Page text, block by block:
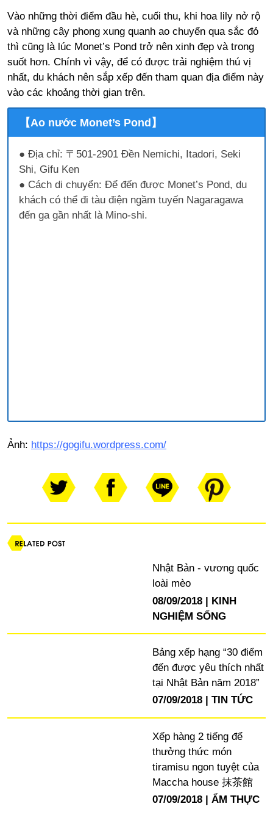
Vào những thời điểm đầu hè, cuối thu, khi hoa lily nở rộ
và những cây phong xung quanh ao chuyển qua sắc đỏ
thì cũng là lúc Monet’s Pond trở nên xinh đẹp và trong
suốt hơn. Chính vì vậy, để có được trải nghiệm thú vị
nhất, du khách nên sắp xếp đến tham quan địa điểm này
vào các khoảng thời gian trên.
【Ao nước Monet’s Pond】
● Địa chỉ: 〒501-2901 Đền Nemichi, Itadori, Seki
Shi, Gifu Ken
● Cách di chuyển: Để đến được Monet’s Pond, du
khách có thể đi tàu điện ngầm tuyến Nagaragawa
đến ga gần nhất là Mino-shi.
Ảnh: https://gogifu.wordpress.com/
Nhật Bản - vương quốc
loài mèo
08/09/2018
KINH
NGHIỆM SỐNG
Bảng xếp hạng “30 điểm
đến được yêu thích nhất
tại Nhật Bản năm 2018”
07/09/2018
TIN TỨC
Xếp hàng 2 tiếng để
thưởng thức món
tiramisu ngon tuyệt của
Maccha house 抹茶館
07/09/2018
ẨM THỰC